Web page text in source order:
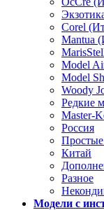
Corel
Mantua
Model
Model
Woody
Редкие
Master-
Россия
Китай
Разное
Модели с